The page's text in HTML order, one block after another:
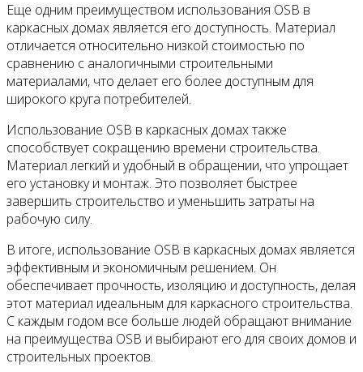
Еще одним преимуществом использования OSB в
каркасных домах является его доступность. Материал
отличается относительно низкой стоимостью по
сравнению с аналогичными строительными
материалами, что делает его более доступным для
широкого круга потребителей.
Использование OSB в каркасных домах также
способствует сокращению времени строительства.
Материал легкий и удобный в обращении, что упрощает
его установку и монтаж. Это позволяет быстрее
завершить строительство и уменьшить затраты на
рабочую силу.
В итоге, использование OSB в каркасных домах является
эффективным и экономичным решением. Он
обеспечивает прочность, изоляцию и доступность, делая
этот материал идеальным для каркасного строительства.
С каждым годом все больше людей обращают внимание
на преимущества OSB и выбирают его для своих домов и
строительных проектов.